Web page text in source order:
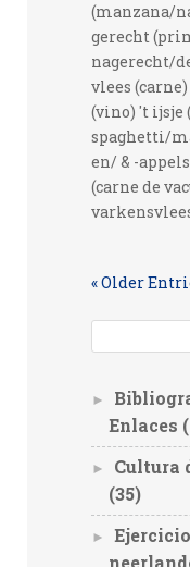
(manzana/
gerecht
nagerecht/
vlees
(vino) 't ijsje
spaghetti/
en/ & -
(carne de
« Older
►
Enlaces
►
Cultura
(35)
►